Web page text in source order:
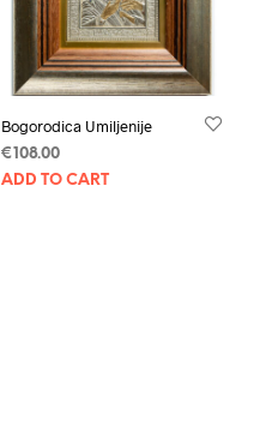
Bogorodica Umiljenije
€ 108.00
ADD TO CART